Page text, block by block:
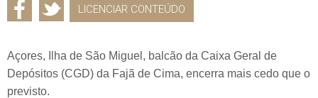
LICENCIAR CONTEÚDO
Açores, Ilha de São Miguel, balcão da Caixa Geral de
Depósitos (CGD) da Fajã de Cima, encerra mais cedo que o
previsto.